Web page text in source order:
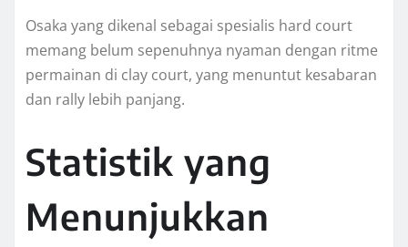
Osaka yang dikenal sebagai spesialis hard court
memang belum sepenuhnya nyaman dengan ritme
permainan di clay court, yang menuntut kesabaran
dan rally lebih panjang.
Statistik yang
Menunjukkan